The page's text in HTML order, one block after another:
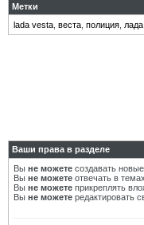
Метки
lada vesta веста полиция
Ваши права в разделе
Вы не можете создавать
Вы не можете отвечать в темах
Вы не можете прикреплять
Вы не можете редактировать